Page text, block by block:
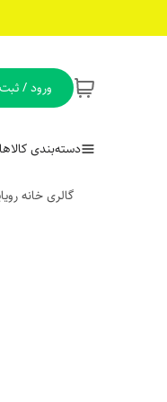
ورود /
دسته‌بندی کالاها
گالری خانه